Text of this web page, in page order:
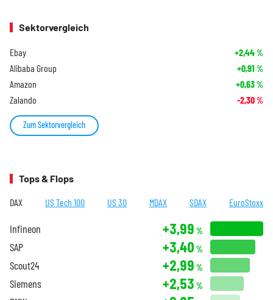
Sektorvergleich
Ebay +2,44%
Alibaba Group +0,91 %
Amazon +0,63%
Zalando -2,30%
Zum Sektorvergleich
Tops & Flops
DAX US Tech 100 US 30 MDAX SDAX EuroStoxx
Infineon +3,99 %
SAP +3,40 %
Scout24 +2,99 %
Siemens +2,53 %